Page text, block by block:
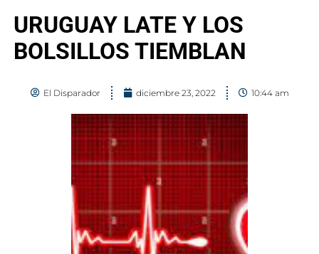
URUGUAY LATE Y LOS
BOLSILLOS TIEMBLAN
El Disparador diciembre 23, 2022 10:44 am